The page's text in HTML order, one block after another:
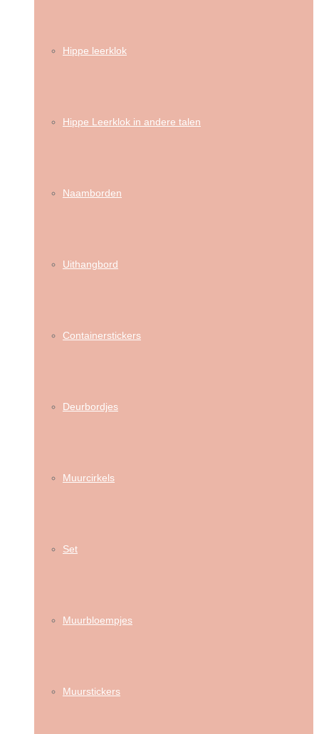
Hippe leerklok
Hippe Leerklok in andere talen
Naamborden
Uithangbord
Containerstickers
Deurbordjes
Muurcirkels
Set
Muurbloempjes
Muurstickers